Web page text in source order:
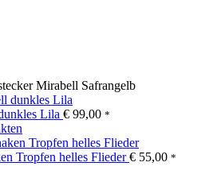
Mirabell Safrangelb
Lila € 99,00 *
Tropfen helles Flieder€ 55,00 *